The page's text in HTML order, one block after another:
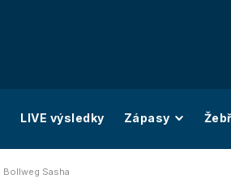
LIVE výsledky Zápasy
Bollweg Sasha